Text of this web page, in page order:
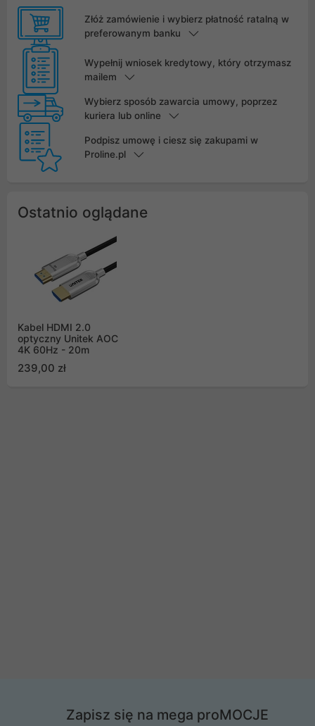
Złóż zamówienie i wybierz płatność ratalną w
preferowanym banku
Wypełnij wniosek kredytowy, który otrzymasz
mailem
Wybierz sposób zawarcia umowy, poprzez
kuriera lub online
Podpisz umowę i ciesz się zakupami w
Proline.pl
Ostatnio oglądane
Kabel HDMI 2.0
optyczny Unitek AOC
4K 60Hz - 20m
239,00 zł
Zapisz się na mega proMOCJE